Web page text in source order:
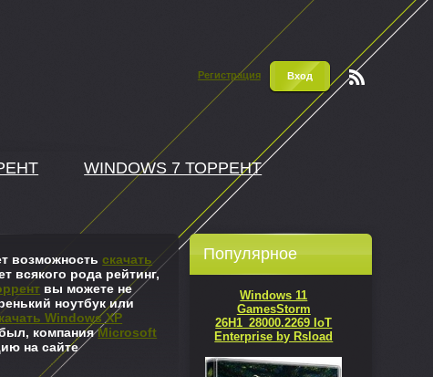
Регистрация Вход
WINDOWS 7 ТОРРЕНТ
возможностьскачать
всякого рода рейтинг,
вы можете не
ноутбук или
Windows XP
компанияMicrosoft
на сайте
Популярное
Windows 11
GamesStorm
26H1_28000.2269 IoT
Enterprise by Rsload